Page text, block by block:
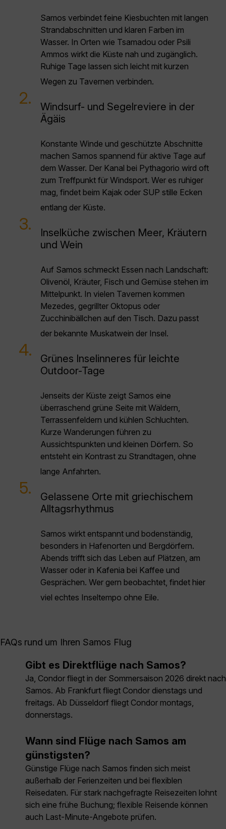
Samos verbindet feine Kiesbuchten mit langen
Strandabschnitten und klaren Farben im
Wasser. In Orten wie Tsamadou oder Psili
Ammos wirkt die Küste nah und zugänglich.
Ruhige Tage lassen sich leicht mit kurzen
Wegen zu Tavernen verbinden.
2.
Windsurf- und Segelreviere in der
Ägäis
Konstante Winde und geschützte Abschnitte
machen Samos spannend für aktive Tage auf
dem Wasser. Der Kanal bei Pythagorio wird oft
zum Treffpunkt für Windsport. Wer es ruhiger
mag, findet beim Kajak oder SUP stille Ecken
entlang der Küste.
3.
Inselküche zwischen Meer, Kräutern
und Wein
Auf Samos schmeckt Essen nach Landschaft:
Olivenöl, Kräuter, Fisch und Gemüse stehen im
Mittelpunkt. In vielen Tavernen kommen
Mezedes, gegrillter Oktopus oder
Zucchinibällchen auf den Tisch. Dazu passt
der bekannte Muskatwein der Insel.
4.
Grünes Inselinneres für leichte
Outdoor-Tage
Jenseits der Küste zeigt Samos eine
überraschend grüne Seite mit Wäldern,
Terrassenfeldern und kühlen Schluchten.
Kurze Wanderungen führen zu
Aussichtspunkten und kleinen Dörfern. So
entsteht ein Kontrast zu Strandtagen, ohne
lange Anfahrten.
5.
Gelassene Orte mit griechischem
Alltagsrhythmus
Samos wirkt entspannt und bodenständig,
besonders in Hafenorten und Bergdörfern.
Abends trifft sich das Leben auf Plätzen, am
Wasser oder in Kafenia bei Kaffee und
Gesprächen. Wer gern beobachtet, findet hier
viel echtes Inseltempo ohne Eile.
FAQs rund um Ihren Samos Flug
Gibt es Direktflüge nach Samos?
Ja, Condor fliegt in der Sommersaison 2026 direkt nach
Samos. Ab Frankfurt fliegt Condor dienstags und
freitags. Ab Düsseldorf fliegt Condor montags,
donnerstags.
Wann sind Flüge nach Samos am
günstigsten?
Günstige Flüge nach Samos finden sich meist
außerhalb der Ferienzeiten und bei flexiblen
Reisedaten. Für stark nachgefragte Reisezeiten lohnt
sich eine frühe Buchung; flexible Reisende können
auch Last-Minute-Angebote prüfen.